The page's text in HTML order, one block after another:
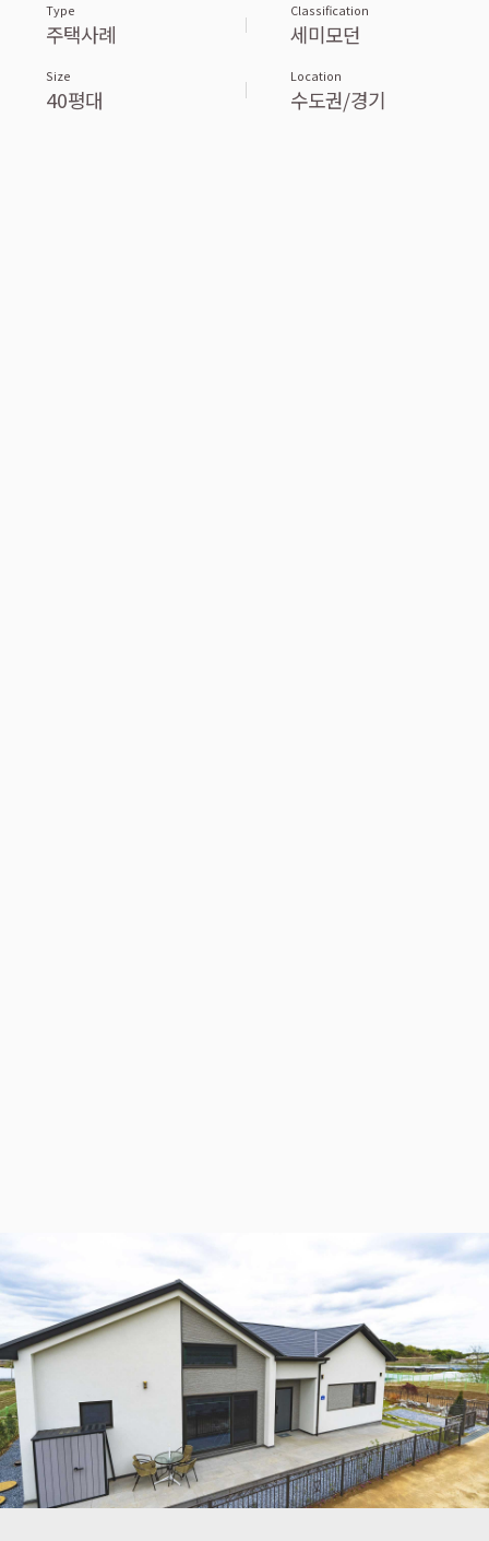
Type
주택사례
Classification
세미모던
Size
40평대
Location
수도권/경기